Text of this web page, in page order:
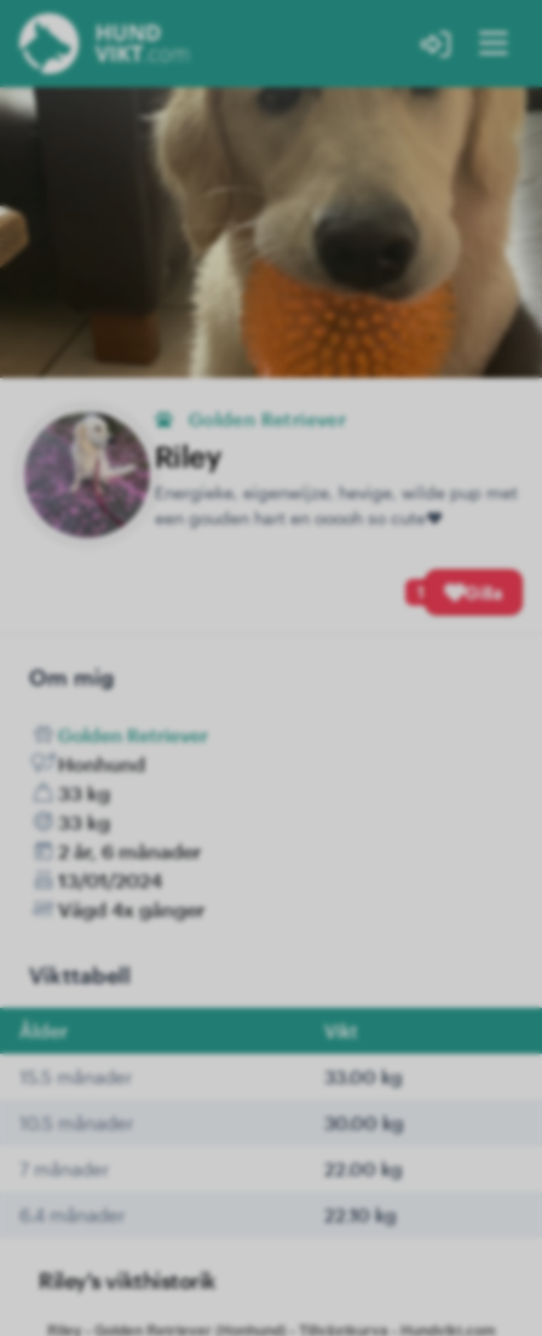
Golden Retriever
Riley
Energieke, eigenwijze, hevige, wilde pup met
een gouden hart en ooooh so cute❤️
1 Gilla
Om mig
Golden Retriever
Honhund
33 kg
33 kg
2 år, 6 månader
13/01/2024
Vägd 4x gånger
Vikttabell
Ålder Vikt
15.5 månader 33.00 kg
10.5 månader 30.00 kg
7 månader 22.00 kg
6.4 månader 22.10 kg
Riley's vikthistorik